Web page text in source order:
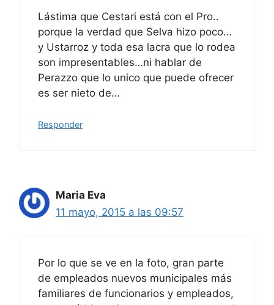
Lástima que Cestari está con el Pro..
porque la verdad que Selva hizo poco…
y Ustarroz y toda esa lacra que lo rodea
son impresentables…ni hablar de
Perazzo que lo unico que puede ofrecer
es ser nieto de…
Responder
Maria Eva
11 mayo, 2015 a las 09:57
Por lo que se ve en la foto, gran parte
de empleados nuevos municipales más
familiares de funcionarios y empleados,